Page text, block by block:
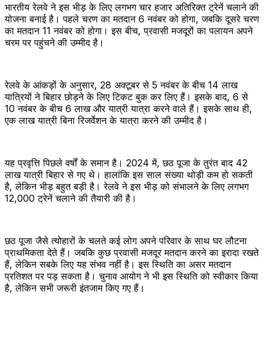
भारतीय रेलवे ने इस भीड़ के लिए लगभग चार हजार अतिरिक्त ट्रेनें चलाने की
योजना बनाई है। पहले चरण का मतदान 6 नवंबर को होगा, जबकि दूसरे चरण
का मतदान 11 नवंबर को होगा। इस बीच, प्रवासी मजदूरों का पलायन अपने
चरम पर पहुंचने की उम्मीद है।
रेलवे के आंकड़ों के अनुसार, 28 अक्टूबर से 5 नवंबर के बीच 14 लाख
यात्रियों ने बिहार छोड़ने के लिए टिकट बुक कर लिए हैं। इसके बाद, 6 से
10 नवंबर के बीच 6 लाख और यात्री यात्रा करने वाले हैं। इसके साथ ही,
एक लाख यात्री बिना रिजर्वेशन के यात्रा करने की उम्मीद है।
यह प्रवृत्ति पिछले वर्षों के समान है। 2024 में, छठ पूजा के तुरंत बाद 42
लाख यात्री बिहार से गए थे। हालांकि इस साल संख्या थोड़ी कम हो सकती
है, लेकिन भीड़ बहुत बड़ी है। रेलवे ने इस भीड़ को संभालने के लिए लगभग
12,000 ट्रेनें चलाने की तैयारी की है।
छठ पूजा जैसे त्योहारों के चलते कई लोग अपने परिवार के साथ घर लौटना
प्राथमिकता देते हैं। जबकि कुछ प्रवासी मजदूर मतदान करने का इरादा रखते
हैं, लेकिन सबके लिए यह संभव नहीं है। इस स्थिति का असर मतदान
प्रतिशत पर पड़ सकता है। चुनाव आयोग ने भी इस स्थिति को स्वीकार किया
है, लेकिन सभी जरूरी इंतजाम किए गए हैं।